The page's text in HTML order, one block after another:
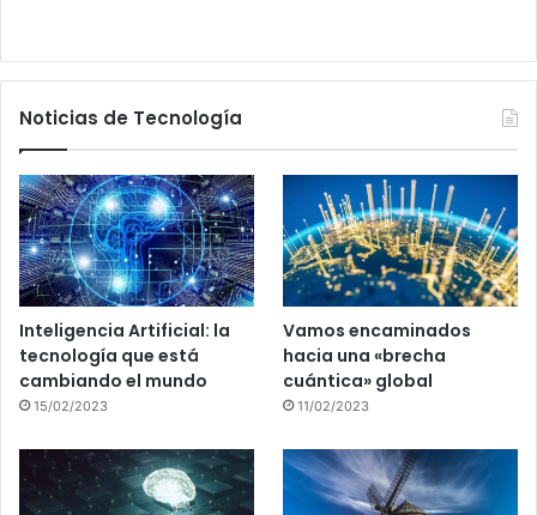
Noticias de Tecnología
Inteligencia Artificial: la
tecnología que está
cambiando el mundo
15/02/2023
Vamos encaminados
hacia una «brecha
cuántica» global
11/02/2023